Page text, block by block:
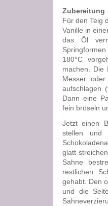
Zubereitung
Für den Teig
Vanille in
das Öl
180°C
machen. Die
Messer
aufschlagen
Dann eine
fein bröseln
Jetzt einen
stellen und
glatt
Sahne
restlichen
gehabt. Den
und die